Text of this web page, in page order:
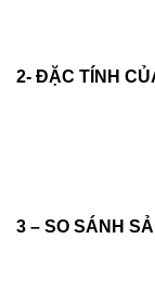
2- ĐẶC TÍNH
3 – SO SÁNH